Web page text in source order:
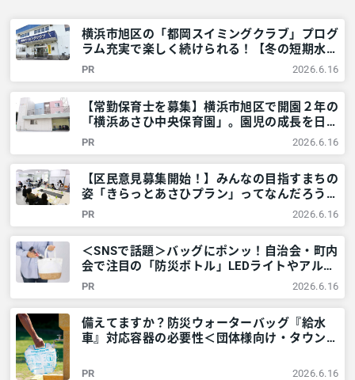
横浜市旭区の「都岡スイミングクラブ」プログ
ラム充実で楽しく続けられる！【冬の短期水泳
教室開催！】 – 神奈川・東京多摩のご近所情
報 – レアリア
PR 2026.6.16
【常勤保育士を募集】横浜市旭区で開園２年の
「横浜あさひ中央保育園」。園児の成長を日々
実感。「新しい歴史をともにつくりません
か？」 – 神奈川・東京多摩のご近所情報 – レ
アリア
PR 2026.6.16
【区民意見募集開始！】みんなの目指すまちの
姿「きらっとあさひプラン」ってなんだろう？
@横浜市旭区 – 神奈川・東京多摩のご近所情
報 – レアリア
PR 2026.6.16
＜SNSで話題＞バッグにポンッ！自治会・町内
会で注目の「防災ボトル」LEDライトやアルミ
シートなど6点が1本に – 神奈川・東京多摩の
ご近所情報 – レアリア
PR 2026.6.16
備えてますか？防災ウォーターバッグ『給水
車』対応容器の必要性＜団体様向け・タウンニ
多摩のご近所情報 – レアリア
PR 2026.6.16